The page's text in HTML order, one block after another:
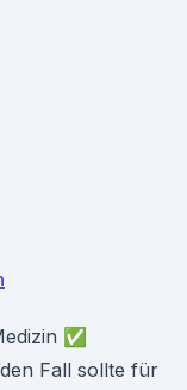
✅
Fall sollte für